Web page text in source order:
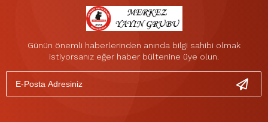
Günün önemli haberlerinden anında bilgi sahibi olmak
istiyorsanız eğer haber bültenine üye olun.